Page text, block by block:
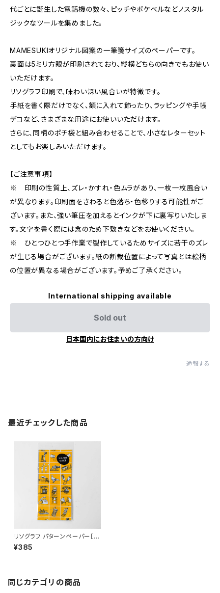
代ごとに誕生した電話機の数々、ピッチやポケベルなどノスタル
ジックなツールを集めました。
MAMESUKIオリジナル図案の一筆箋サイズのペーパーです。
裏面は5ミリ方眼が印刷されており、縦横どちらの向きでもお使い
いただけます。
リソグラフ印刷で、味わい深い風合いが特徴です。
手紙を書く際だけでなく、額に入れて飾ったり、ラッピングや手帳
デコなど、さまざまな用途にお使いいただけます。
さらに、同柄のポチ袋と組み合わせることで、小さなレターセット
としてもお楽しみいただけます。
【ご注意事項】
※ 印刷の性質上、ズレ・かすれ・色ムラがあり、一枚一枚風合い
が異なります。印刷面をさわると色落ち・色移りする可能性がご
ざいます。また、強い筆圧を加えるとインクが下に裏写りいたしま
す。文字を書く際には念のため下敷きなどをお使いください。
※ ひとつひとつ手作業で製作しているためサイズに若干のズレ
が生じる場合がございます。紙の断裁位置によって写真とは絵柄
の位置が異なる場合がございます。予めご了承ください。
International shipping available
Sold out
日本国内にお住まいの方向け
通報する
最近チェックした商品
リソグラフ パターンペーパー［コ
ミュニケーションツールズ］Mari
gold
¥385
同じカテゴリの商品